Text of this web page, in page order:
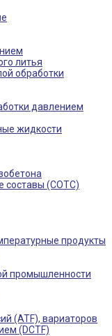
литья
обработки
давлением
жидкости
составы (СОТС)
продукты
промышленности
(ATF), вариаторов
(DCTF)